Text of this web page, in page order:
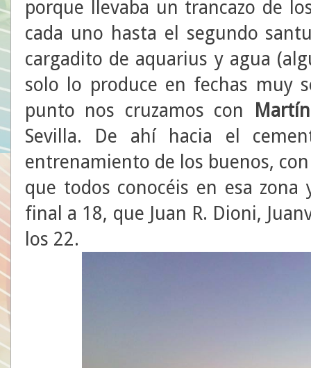
porque llevaba un trancazo de
cada uno hasta el segundo
cargadito de aquarius y agua
solo lo produce en fechas muy
punto nos cruzamos con
Sevilla. De ahí hacia el
entrenamiento de los buenos,
que todos conocéis en esa
final a 18, que Juan R. Dioni,
los 22.